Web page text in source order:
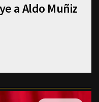
a Aldo Muñiz